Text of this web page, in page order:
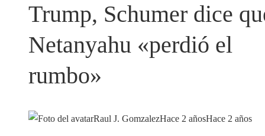
Trump, Schumer dice
Netanyahu «perdió el
rumbo»
Raul J. GomzalezHace 2 añosHace 2 años